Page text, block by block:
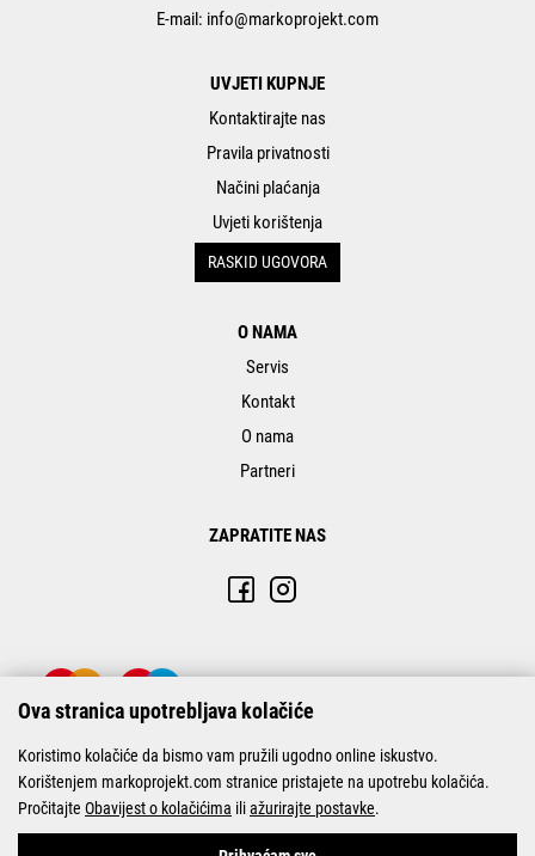
E-mail: info@markoprojekt.com
UVJETI KUPNJE
Kontaktirajte nas
Pravila privatnosti
Načini plaćanja
Uvjeti korištenja
RASKID UGOVORA
O NAMA
Servis
Kontakt
O nama
Partneri
ZAPRATITE NAS
© Marko-Projekt 2026
Ova stranica upotrebljava kolačiće
Koristimo kolačiće da bismo vam pružili ugodno online iskustvo.
Korištenjem markoprojekt.com stranice pristajete na upotrebu kolačića.
Pročitajte Obavijest o kolačićima iliažurirajte postavke.